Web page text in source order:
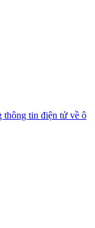
thông tin điện tử về ô